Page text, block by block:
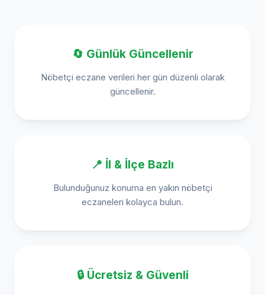
🔄 Günlük Güncellenir
Nöbetçi eczane verileri her gün düzenli olarak
güncellenir.
📍 İl & İlçe Bazlı
Bulunduğunuz konuma en yakın nöbetçi
eczaneleri kolayca bulun.
🔒 Ücretsiz & Güvenli